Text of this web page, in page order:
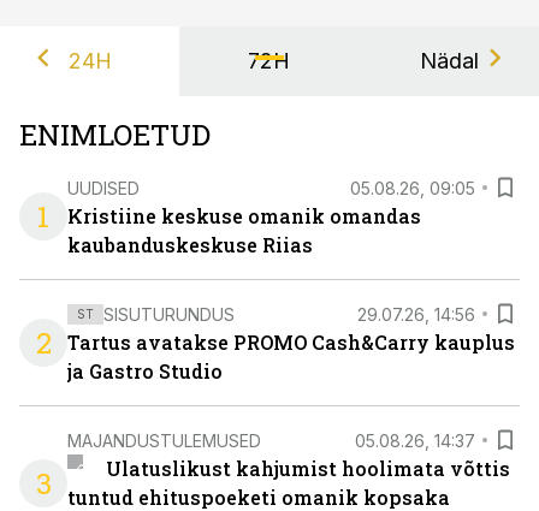
24H 72H Nädal
ENIMLOETUD
1
UUDISED 05.08.26, 09:05
Kristiine keskuse omanik omandas
kaubanduskeskuse Riias
2
ST SISUTURUNDUS 29.07.26, 14:56
Tartus avatakse PROMO Cash&Carry kauplus
ja Gastro Studio
3
MAJANDUSTULEMUSED 05.08.26, 14:37
Ulatuslikust kahjumist hoolimata võttis
tuntud ehituspoeketi omanik kopsaka